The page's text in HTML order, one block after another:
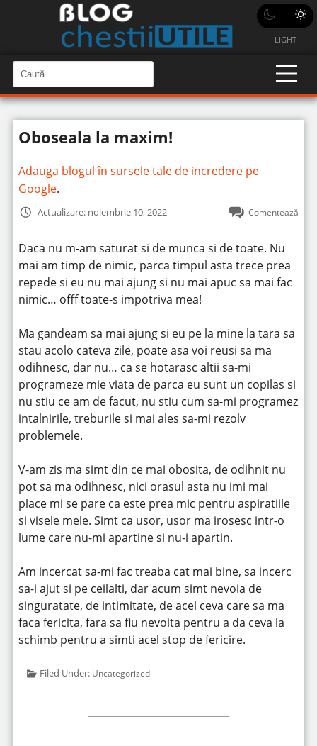
LIGHT
a
u
t
n
C
a
u
î
n
t
Oboseala la maxim!
Adauga blogul în sursele tale de incredere pe
Google.
Actualizare: noiembrie 10, 2022 Comentează
Daca nu m-am saturat si de munca si de toate. Nu
mai am timp de nimic, parca timpul asta trece prea
repede si eu nu mai ajung si nu mai apuc sa mai fac
nimic… offf toate-s impotriva mea!
Ma gandeam sa mai ajung si eu pe la mine la tara sa
stau acolo cateva zile, poate asa voi reusi sa ma
odihnesc, dar nu… ca se hotarasc altii sa-mi
programeze mie viata de parca eu sunt un copilas si
nu stiu ce am de facut, nu stiu cum sa-mi programez
intalnirile, treburile si mai ales sa-mi rezolv
problemele.
V-am zis ma simt din ce mai obosita, de odihnit nu
pot sa ma odihnesc, nici orasul asta nu imi mai
place mi se pare ca este prea mic pentru aspiratiile
si visele mele. Simt ca usor, usor ma irosesc intr-o
lume care nu-mi apartine si nu-i apartin.
Am incercat sa-mi fac treaba cat mai bine, sa incerc
sa-i ajut si pe ceilalti, dar acum simt nevoia de
singuratate, de intimitate, de acel ceva care sa ma
faca fericita, fara sa fiu nevoita pentru a da ceva la
schimb pentru a simti acel stop de fericire.
Filed Under: Uncategorized